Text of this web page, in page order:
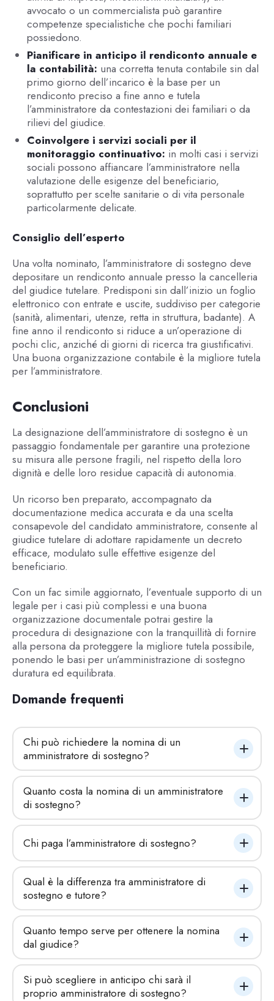
avvocato o un commercialista può garantire
competenze specialistiche che pochi familiari
possiedono.
Pianificare in anticipo il rendiconto annuale e
la contabilità: una corretta tenuta contabile sin dal
primo giorno dell’incarico è la base per un
rendiconto preciso a fine anno e tutela
l’amministratore da contestazioni dei familiari o da
rilievi del giudice.
Coinvolgere i servizi sociali per il
monitoraggio continuativo: in molti casi i servizi
sociali possono affiancare l’amministratore nella
valutazione delle esigenze del beneficiario,
soprattutto per scelte sanitarie o di vita personale
particolarmente delicate.
Consiglio dell’esperto
Una volta nominato, l’amministratore di sostegno deve
depositare un rendiconto annuale presso la cancelleria
del giudice tutelare. Predisponi sin dall’inizio un foglio
elettronico con entrate e uscite, suddiviso per categorie
(sanità, alimentari, utenze, retta in struttura, badante). A
fine anno il rendiconto si riduce a un’operazione di
pochi clic, anziché di giorni di ricerca tra giustificativi.
Una buona organizzazione contabile è la migliore tutela
per l’amministratore.
Conclusioni
La designazione dell’amministratore di sostegno è un
passaggio fondamentale per garantire una protezione
su misura alle persone fragili, nel rispetto della loro
dignità e delle loro residue capacità di autonomia.
Un ricorso ben preparato, accompagnato da
documentazione medica accurata e da una scelta
consapevole del candidato amministratore, consente al
giudice tutelare di adottare rapidamente un decreto
efficace, modulato sulle effettive esigenze del
beneficiario.
Con un fac simile aggiornato, l’eventuale supporto di un
legale per i casi più complessi e una buona
organizzazione documentale potrai gestire la
procedura di designazione con la tranquillità di fornire
alla persona da proteggere la migliore tutela possibile,
ponendo le basi per un’amministrazione di sostegno
duratura ed equilibrata.
Domande frequenti
Chi può richiedere la nomina di un
amministratore di sostegno?
Quanto costa la nomina di un amministratore
di sostegno?
Chi paga l’amministratore di sostegno?
Qual è la differenza tra amministratore di
sostegno e tutore?
Quanto tempo serve per ottenere la nomina
dal giudice?
Si può scegliere in anticipo chi sarà il
proprio amministratore di sostegno?